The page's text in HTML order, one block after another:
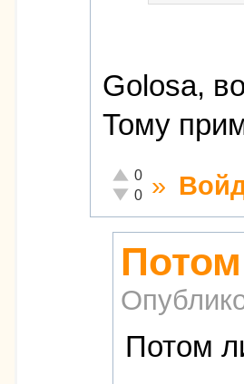
Golosa,
Тому
Отлично!
0
Неадекватно!
0 »
Потом